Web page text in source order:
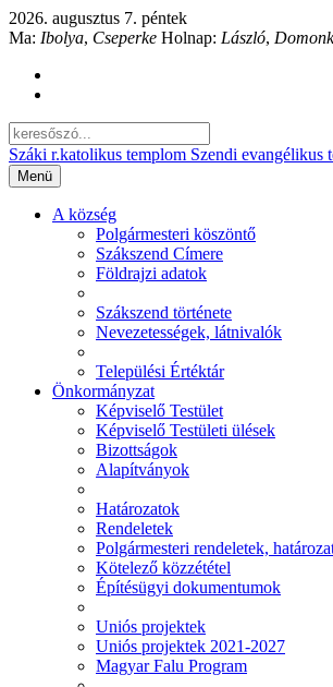
2026. augusztus 7. péntek
Ma: Ibolya, Cseperke Holnap: László,
Száki r.katolikus templom Szendi evangélikus
Menü
A község
Polgármesteri köszöntő
Szákszend Címere
Földrajzi adatok
Szákszend története
Nevezetességek, látnivalók
Települési Értéktár
Önkormányzat
Képviselő Testület
Képviselő Testületi ülések
Bizottságok
Alapítványok
Határozatok
Rendeletek
Polgármesteri rendeletek,
Kötelező közzététel
Építésügyi dokumentumok
Uniós projektek
Uniós projektek 2021-2027
Magyar Falu Program